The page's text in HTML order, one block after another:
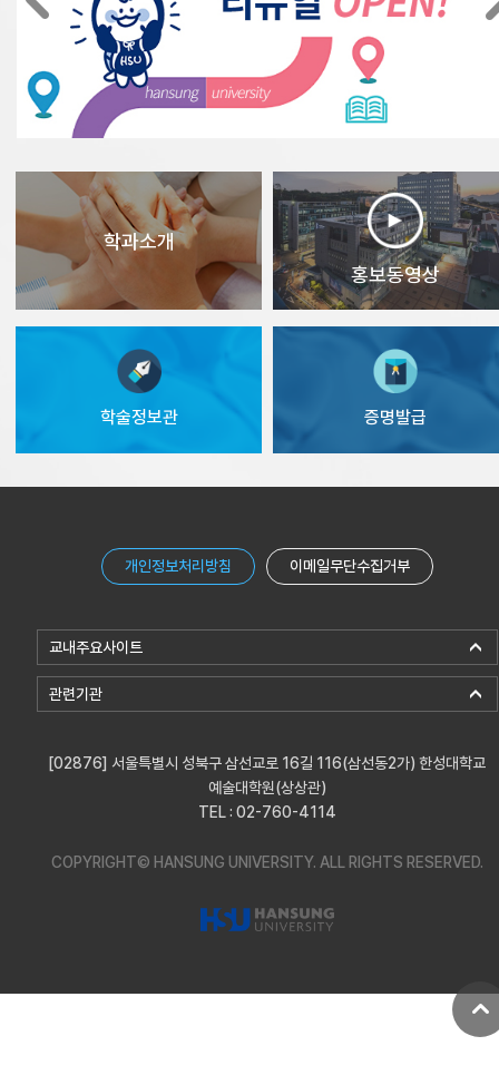
학과소개
홍보동영상
학술정보관 증명발급
개인정보처리방침 이메일무단수집거부
교내주요사이트
관련기관
[02876] 서울특별시 성북구 삼선교로 16길 116(삼선동2가) 한성대학교
예술대학원(상상관)
TEL : 02-760-4114
COPYRIGHT© HANSUNG UNIVERSITY. ALL RIGHTS RESERVED.